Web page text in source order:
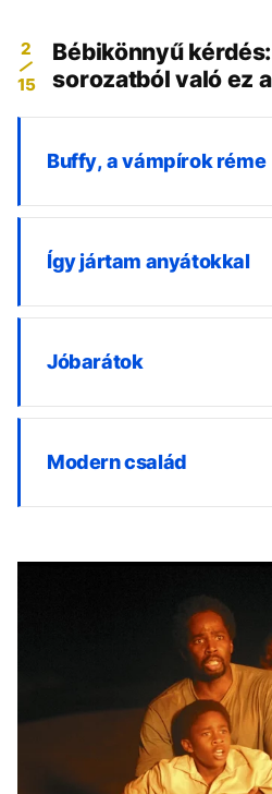
2
15
Bébikönnyű
sorozatból való ez
Buffy, a vámpírok réme
Így jártam anyátokkal
Jóbarátok
Modern család